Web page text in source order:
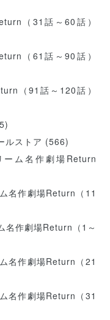
（31話～60話）
（61話～90話）
（91話～120話）
ルストア (566)
ム名作劇場Return
名作劇場Return（11
名作劇場Return（1～
名作劇場Return（21
名作劇場Return（31